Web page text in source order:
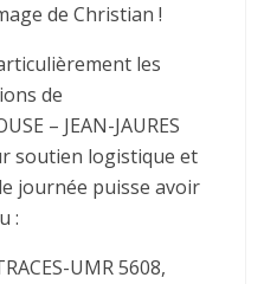
de Christian !
les
de
– JEAN-JAURES
soutien logistique et
journée puisse avoir
:
UMR 5608,